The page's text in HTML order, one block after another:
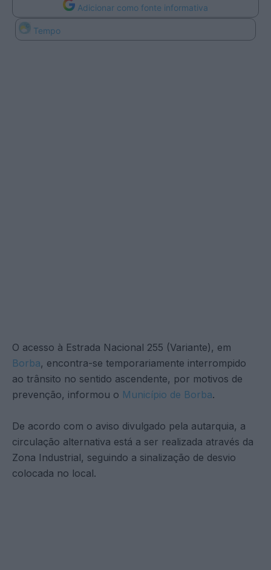
Adicionar como fonte informativa
Tempo
O acesso à Estrada Nacional 255 (Variante), em
Borba, encontra-se temporariamente interrompido
ao trânsito no sentido ascendente, por motivos de
prevenção, informou o Município de Borba.
De acordo com o aviso divulgado pela autarquia, a
circulação alternativa está a ser realizada através da
Zona Industrial, seguindo a sinalização de desvio
colocada no local.